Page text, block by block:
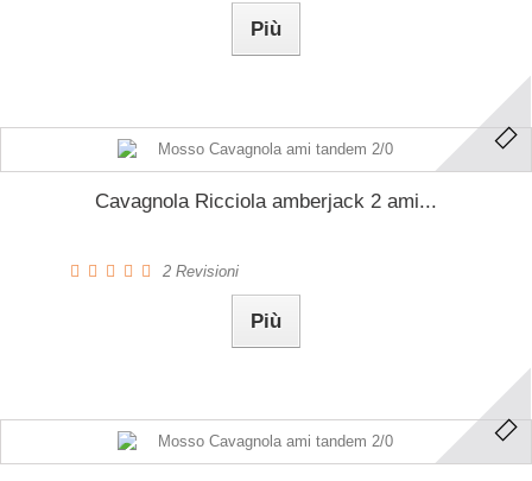
Più
Cavagnola Ricciola amberjack 2 ami...
2 Revisioni
Più